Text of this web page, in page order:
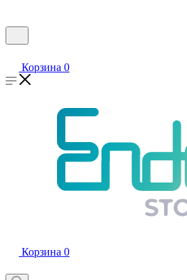
Корзина 0
Корзина 0